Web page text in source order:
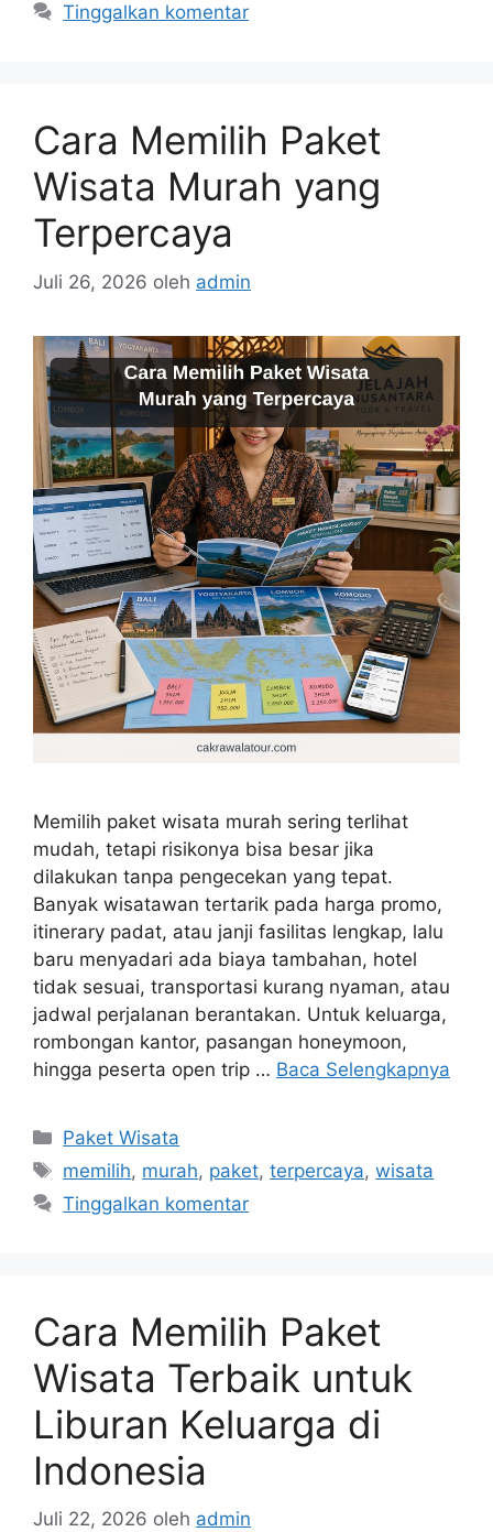
Tinggalkan komentar
Cara Memilih Paket
Wisata Murah yang
Terpercaya
Juli 26, 2026 oleh admin
Memilih paket wisata murah sering terlihat
mudah, tetapi risikonya bisa besar jika
dilakukan tanpa pengecekan yang tepat.
Banyak wisatawan tertarik pada harga promo,
itinerary padat, atau janji fasilitas lengkap, lalu
baru menyadari ada biaya tambahan, hotel
tidak sesuai, transportasi kurang nyaman, atau
jadwal perjalanan berantakan. Untuk keluarga,
rombongan kantor, pasangan honeymoon,
hingga peserta open trip … Baca Selengkapnya
Kategori
Paket Wisata
Tag
memilih, murah, paket,terpercaya,wisata
Tinggalkan komentar
Cara Memilih Paket
Wisata Terbaik untuk
Liburan Keluarga di
Indonesia
Juli 22, 2026 oleh admin